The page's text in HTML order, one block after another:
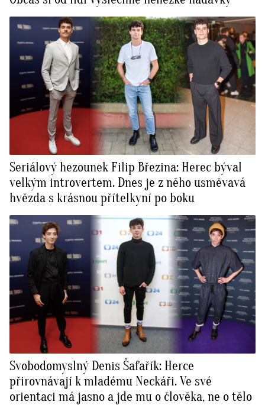
Seriálový hezounek Filip Březina: Herec býval
velkým introvertem. Dnes je z něho usměvavá
hvězda s krásnou přítelkyní po boku
Svobodomyslný Denis Šafařík: Herce
přirovnávají k mladému Neckáři. Ve své
orientaci má jasno a jde mu o člověka, ne o tělo